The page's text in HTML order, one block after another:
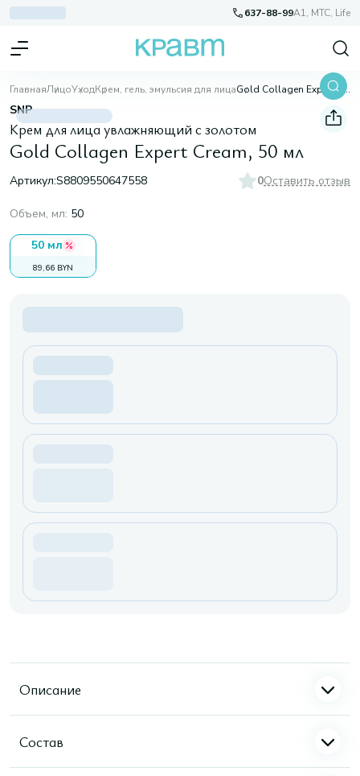
637-88-99A1, МТС, Life
ГлавнаяЛицоУходКрем, гель, эмульсия для лица Gold Collagen Expert Cream, 50 мл
SNP
Крем для лица увлажняющий с золотом
Gold Collagen Expert Cream, 50 мл
Артикул:S8809550647558 0Оставить отзыв
Объем, мл: 50
50 мл
89,66 BYN
Описание
Состав